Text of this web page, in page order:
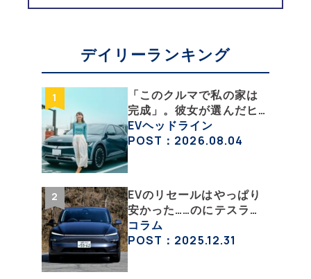
デイリーランキング
「このクルマで私の家は
完成」。彼女が選んだヒ
ョンデ「IONIQ 5」の「エ
ネルギーハック」な生活
の１】
EVヘッドライン
POST：2026.08.04
EVのリセールはやっぱり
安かった……のにテスラを
乗り継ぐってどういうこ
と？ 【テスラ沼にはま
った大学教授のEV生活・
その１】
コラム
POST：2025.12.31